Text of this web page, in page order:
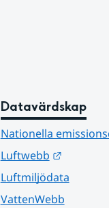
Datavärdskap
Nationella
Luftwebb
Länk till
Luftmiljödata
VattenWebb